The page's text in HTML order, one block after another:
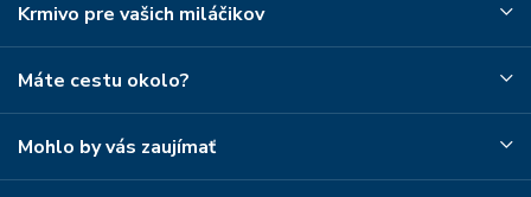
Krmivo pre vašich miláčikov
Máte cestu okolo?
Mohlo by vás zaujímať